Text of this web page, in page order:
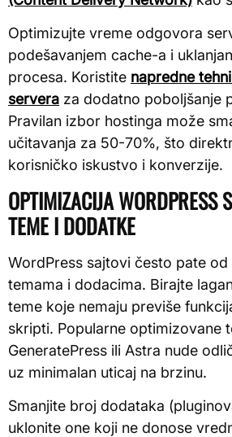
Optimizujte vreme odgovora
podešavanjem cache-a i
procesa. Koristite napredne
servera za dodatno poboljšanje
Pravilan izbor hostinga može
učitavanja za 50-70%, što
korisničko iskustvo i konverzije.
OPTIMIZACIJA WORDPRESS
TEME I DODATKE
WordPress sajtovi često pate
temama i dodacima. Birajte
teme koje nemaju previše
skripti. Popularne optimizovane
GeneratePress ili Astra nude
uz minimalan uticaj na brzinu.
Smanjite broj dodataka
uklonite one koji ne donose